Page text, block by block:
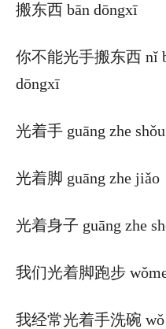
搬东西 bān dōngxī
你不能光手搬东西 nǐ
dōngxī
光着手 guāng zhe shǒu
光着脚 guāng zhe jiǎo
光着身子 guāng zhe
我们光着脚跑步
我经常光着手洗碗 wǒ